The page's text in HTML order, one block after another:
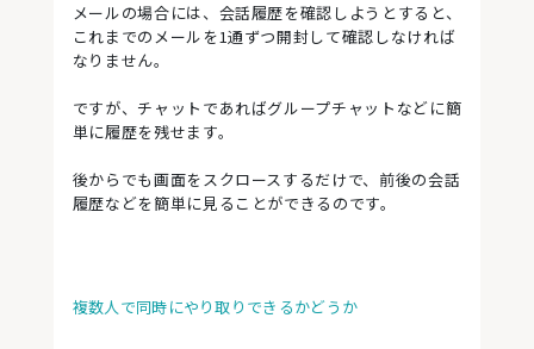
メールの場合には、会話履歴を確認しようとすると、
これまでのメールを1通ずつ開封して確認しなければ
なりません。
ですが、チャットであればグループチャットなどに簡
単に履歴を残せます。
後からでも画面をスクロースするだけで、前後の会話
履歴などを簡単に見ることができるのです。
複数人で同時にやり取りできるかどうか